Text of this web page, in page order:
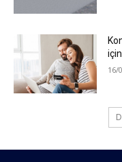
16/